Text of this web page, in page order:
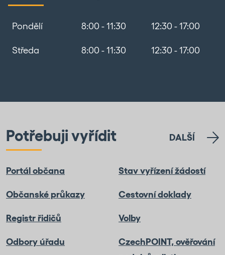
Pondělí 8:00 - 11:30 12:30 - 17:00
Středa 8:00 - 11:30 12:30 - 17:00
Potřebuji vyřídit DALŠÍ
Portál občana Stav vyřízení žádostí
Občanské průkazy Cestovní doklady
Registr řidičů Volby
Odbory úřadu
CzechPOINT, ověřování